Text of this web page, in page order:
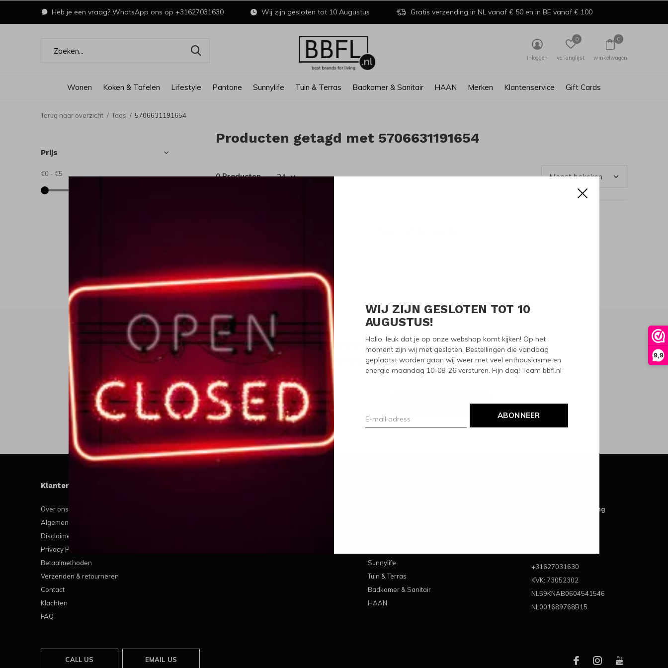
9,9
WIJ ZIJN GESLOTEN TOT 10
AUGUSTUS!
Hallo, leuk dat je op onze webshop komt kijken! Op het
moment zijn wij met gesloten. Bestellingen die vandaag
geplaatst worden gaan wij weer met veel enthousiasme en
energie maandag 10-08-26 versturen. Fijn dag! Team bbfl.nl
ABONNEER
Wonen Koken & Tafelen Lifestyle Pantone Sunnylife Tuin & Terras Badkamer & Sanitair HAAN Merken Klantenservice Gift Cards
inloggen verlanglijst
0
winkelwagen
0
Heb je een vraag? WhatsApp ons op +31627031630 Wij zijn gesloten tot 10 Augustus Gratis verzending in NL vanaf € 50 en in BE vanaf € 100
Terug naar overzicht Tags 5706631191654
Producten getagd met 5706631191654
0 Producten
Prijs
€0 - €5
Meld je aan voor onze nieuwsbrief
Ontvang de nieuwste aanbiedingen en promoties
Klantenservice
Over ons
Algemene voorwaarden
Disclaimer
Privacy Policy
Betaalmethoden
Verzenden & retourneren
Contact
Klachten
FAQ
Sunnylife
Tuin & Terras
Badkamer & Sanitair
HAAN
Best Brands For Living
+31627031630
KVK: 73052302
NL59KNAB0604541546
NL001689768B15
CALL US EMAIL US